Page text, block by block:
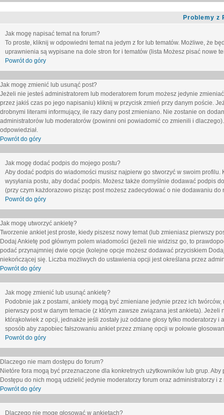
Problemy z
Jak mogę napisać temat na forum?
To proste, kliknij w odpowiedni temat na jedym z for lub tematów. Możliwe, że
uprawnienia są wypisane na dole stron for i tematów (lista Możesz pisać nowe
Powrót do góry
Jak mogę zmienić lub usunąć post?
Jeżeli nie jesteś administratorem lub moderatorem forum możesz jedynie
przez jakiś czas po jego napisaniu) kliknij w przycisk zmień przy danym poście.
drobnymi literami informujący, ile razy dany post zmieniano. Nie zostanie on
administratorów lub moderatorów (powinni oni powiadomić co zmienili i
odpowiedział.
Powrót do góry
Jak mogę dodać podpis do mojego postu?
Aby dodać podpis do wiadomości musisz najpierw go stworzyć w swoim
wysyłania postu, aby dodać podpis. Możesz także domyślnie dodawać podpis
(przy czym każdorazowo pisząc post możesz zadecydować o nie dodawaniu
Powrót do góry
Jak mogę utworzyć ankietę?
Tworzenie ankiet jest proste, kiedy piszesz nowy temat (lub zmieniasz pierwszy
Dodaj Ankietę pod głównym polem wiadomości (jeżeli nie widzisz go, to
podać przynajmniej dwie opcje (kolejne opcje możesz dodawać przyciskiem
niekończącej się. Liczba możliwych do ustawienia opcji jest określana przez
Powrót do góry
Jak mogę zmienić lub usunąć ankietę?
Podobnie jak z postami, ankiety mogą być zmieniane jedynie przez ich
pierwszy post w danym temacie (z którym zawsze związana jest ankieta).
którąkolwiek z opcji, jednakże jeśli zostały już oddane głosy tylko
sposób aby zapobiec fałszowaniu ankiet przez zmianę opcji w połowie
Powrót do góry
Dlaczego nie mam dostępu do forum?
Nietóre fora mogą być przeznaczone dla konkretnych użytkowników lub grup.
Dostępu do nich mogą udzielić jedynie moderatorzy forum oraz administratorzy i
Powrót do góry
Dlaczego nie mogę głosować w ankietach?